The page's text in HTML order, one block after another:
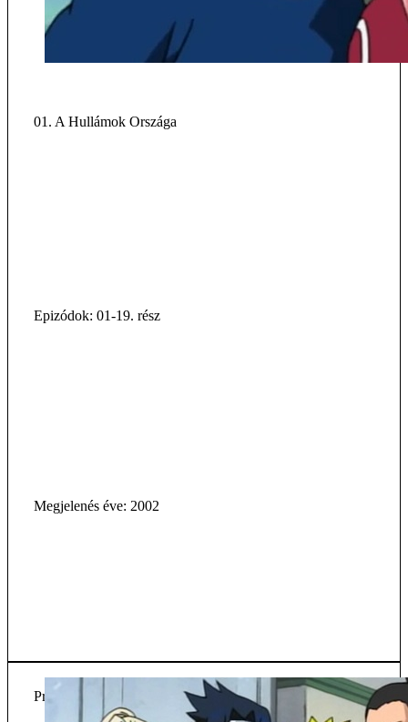
01. A Hullámok Országa
Epizódok: 01-19. rész
Megjelenés éve: 2002
Projekt státusz: Befejezett